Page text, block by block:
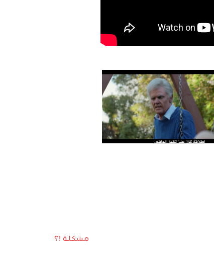
مشكلة !؟